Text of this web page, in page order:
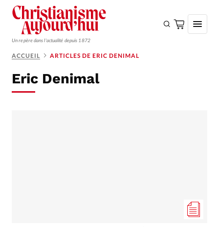
Un repère dans l'actualité depuis 1872
Monde
ACCUEIL ARTICLES DE ERIC DENIMAL
Eric Denimal